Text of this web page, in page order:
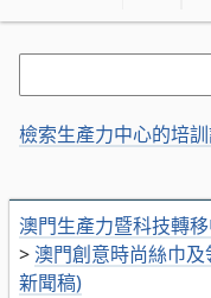
澳門生產力暨科技轉
> 澳門創意時尚絲巾
新聞稿)
檢索生產力中心的培